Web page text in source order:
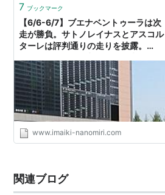
7 ブックマーク
【6/6-6/7】ブエナベントゥーラは次
走が勝負。サトノレイナスとアスコル
ターレは評判通りの走りを披露。
キレキだらけ
www.imaiki-nanomiri.com
関連ブログ